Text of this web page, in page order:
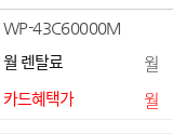
WP-43C60000M
월 렌탈료 월
카드혜택가 월